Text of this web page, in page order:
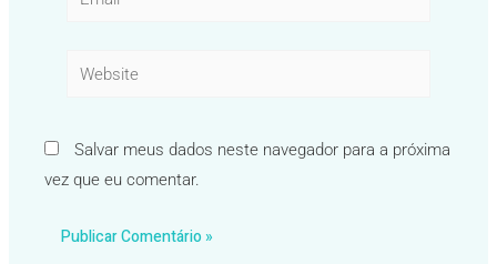
Website
Salvar meus dados neste navegador para a próxima
vez que eu comentar.